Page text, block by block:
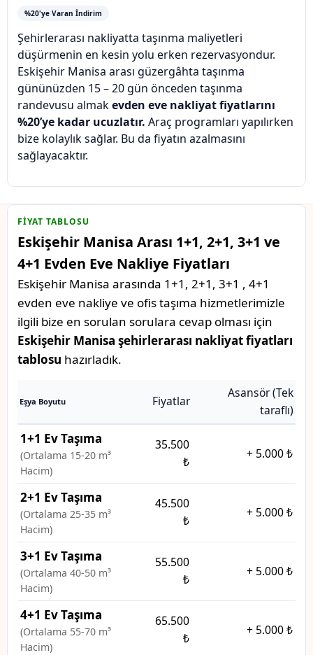
%20'ye Varan İndirim
Şehirlerarası nakliyatta taşınma maliyetleri
düşürmenin en kesin yolu erken rezervasyondur.
Eskişehir Manisa arası güzergâhta taşınma
gününüzden 15 – 20 gün önceden taşınma
randevusu almakevden eve nakliyat fiyatlarını
%20’ye kadar ucuzlatır. Araç programları yapılırken
bize kolaylık sağlar. Bu da fiyatın azalmasını
sağlayacaktır.
FIYAT TABLOSU
Eskişehir Manisa Arası 1+1, 2+1, 3+1 ve
4+1 Evden Eve Nakliye Fiyatları
Eskişehir Manisa arasında 1+1, 2+1, 3+1 , 4+1
evden eve nakliye ve ofis taşıma hizmetlerimizle
ilgili bize en sorulan sorulara cevap olması için
Eskişehir Manisa şehirlerarası nakliyat fiyatları
tablosu hazırladık.
Eşya Boyutu Fiyatlar
Asansör (Tek
taraflı)
1+1 Ev Taşıma
(Ortalama 15-20 m³
Hacim)
35.500
₺
+ 5.000 ₺
2+1 Ev Taşıma
(Ortalama 25-35 m³
Hacim)
45.500
₺
+ 5.000 ₺
3+1 Ev Taşıma
(Ortalama 40-50 m³
Hacim)
55.500
₺
+ 5.000 ₺
4+1 Ev Taşıma
(Ortalama 55-70 m³
Hacim)
65.500
₺
+ 5.000 ₺